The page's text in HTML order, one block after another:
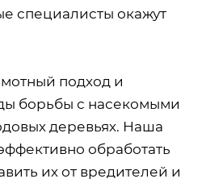
специалисты окажут
подход и
борьбы с насекомыми
деревьях. Наша
обработать
их от вредителей и